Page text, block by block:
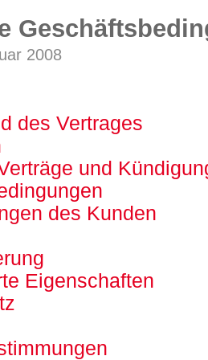
2008
des Vertrages
und
des Kunden
Eigenschaften